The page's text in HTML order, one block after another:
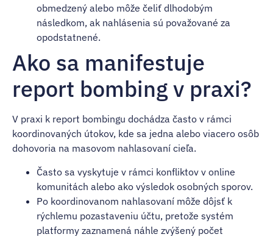
obmedzený alebo môže čeliť dlhodobým
následkom, ak nahlásenia sú považované za
opodstatnené.
Ako sa manifestuje
report bombing v praxi?
V praxi k report bombingu dochádza často v rámci
koordinovaných útokov, kde sa jedna alebo viacero osôb
dohovoria na masovom nahlasovaní cieľa.
Často sa vyskytuje v rámci konfliktov v online
komunitách alebo ako výsledok osobných sporov.
Po koordinovanom nahlasovaní môže dôjsť k
rýchlemu pozastaveniu účtu, pretože systém
platformy zaznamená náhle zvýšený počet